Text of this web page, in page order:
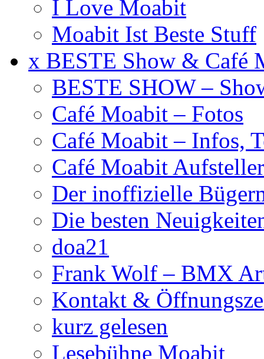
I Love Moabit
Moabit Ist Beste Stuff
x BESTE Show & Café
BESTE SHOW –
Café Moabit – Fotos
Café Moabit – Infos,
Café Moabit Aufsteller
Der inoffizielle
Die besten
doa21
Frank Wolf – BMX
Kontakt &
kurz gelesen
Lesebühne Moabit